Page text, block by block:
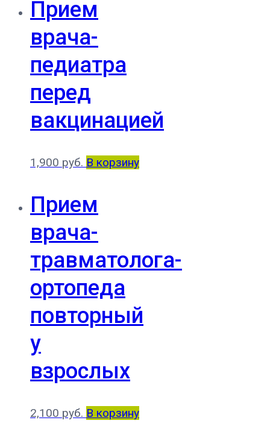
Прием
врача-
педиатра
перед
вакцинацией
1,900 руб. В корзину
Прием
врача-
травматолога-
ортопеда
повторный
у
взрослых
2,100 руб. В корзину